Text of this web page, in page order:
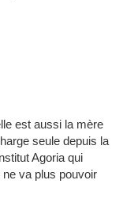
est aussi la mère
seule depuis la
Agoria qui
ne va plus pouvoir